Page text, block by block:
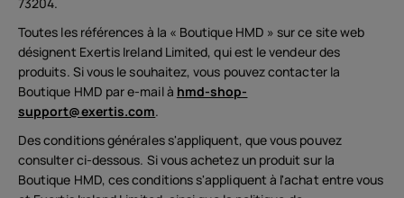
Toutes les références à la « Boutique HMD » sur ce site web
désignent Exertis Ireland Limited, qui est le vendeur des
produits. Si vous le souhaitez, vous pouvez contacter la
Boutique HMD par e-mail à hmd-shop-
support@exertis.com.
Des conditions générales s'appliquent, que vous pouvez
consulter ci-dessous. Si vous achetez un produit sur la
Boutique HMD, ces conditions s'appliquent à l'achat entre vous